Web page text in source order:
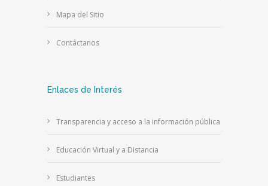
Mapa del Sitio
Contáctanos
Enlaces de Interés
Transparencia y acceso a la información pública
Educación Virtual y a Distancia
Estudiantes